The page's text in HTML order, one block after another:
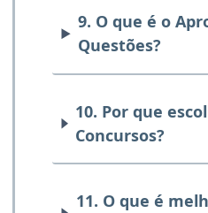
9. O que é o
Questões?
10. Por que
Concursos?
11. O que é